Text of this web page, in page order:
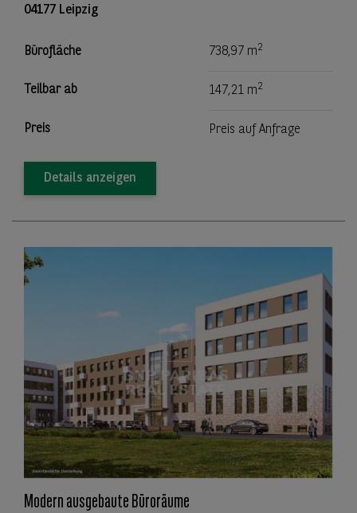
04177 Leipzig
Bürofläche 738,97 m2
Teilbar ab 147,21 m2
Preis Preis auf Anfrage
Details anzeigen
Modern ausgebaute Büroräume